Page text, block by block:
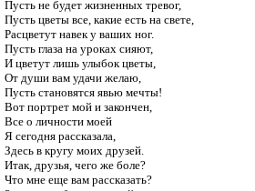
Пусть не будет жизненных тревог,
Пусть цветы все, какие есть на свете,
Расцветут навек у ваших ног.
Пусть глаза на уроках сияют,
И цветут лишь улыбок цветы,
От души вам удачи желаю,
Пусть становятся явью мечты!
Вот портрет мой и закончен,
Все о личности моей
Я сегодня рассказала,
Здесь в кругу моих друзей.
Итак, друзья, чего же боле?
Что мне еще вам рассказать?